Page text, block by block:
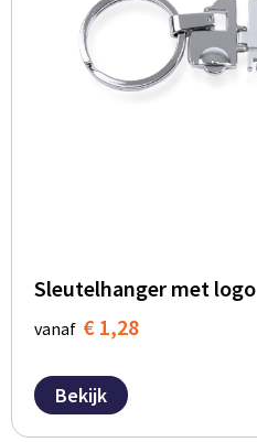
Sleutelhanger met logo
vanaf € 1,28
Bekijk